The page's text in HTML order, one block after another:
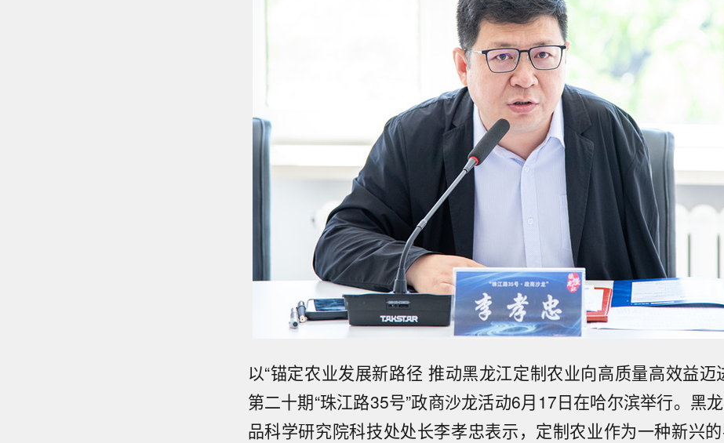
以“锚定农业发展新路径 推动黑龙江定制农业向高质量高效益迈
第二十期“珠江路35号”政商沙龙活动6月17日在哈尔滨举行。黑
品科学研究院科技处处长李孝忠表示，定制农业作为一种新兴